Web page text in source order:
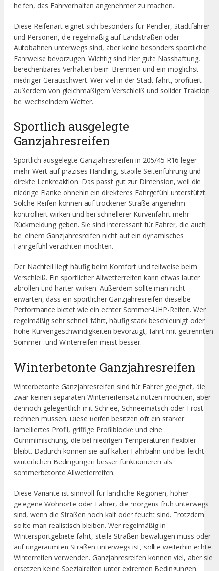
helfen, das Fahrverhalten angenehmer zu machen.
Diese Reifenart eignet sich besonders für Pendler, Stadtfahrer
und Personen, die regelmäßig auf Landstraßen oder
Autobahnen unterwegs sind, aber keine besonders sportliche
Fahrweise bevorzugen. Wichtig sind hier gute Nasshaftung,
berechenbares Verhalten beim Bremsen und ein möglichst
niedriger Geräuschwert. Wer viel in der Stadt fährt, profitiert
außerdem von gleichmäßigem Verschleiß und solider Traktion
bei wechselndem Wetter.
Sportlich ausgelegte
Ganzjahresreifen
Sportlich ausgelegte Ganzjahresreifen in 205/45 R16 legen
mehr Wert auf präzises Handling, stabile Seitenführung und
direkte Lenkreaktion. Das passt gut zur Dimension, weil die
niedrige Flanke ohnehin ein direkteres Fahrgefühl unterstützt.
Solche Reifen können auf trockener Straße angenehm
kontrolliert wirken und bei schnellerer Kurvenfahrt mehr
Rückmeldung geben. Sie sind interessant für Fahrer, die auch
bei einem Ganzjahresreifen nicht auf ein dynamisches
Fahrgefühl verzichten möchten.
Der Nachteil liegt häufig beim Komfort und teilweise beim
Verschleiß. Ein sportlicher Allwetterreifen kann etwas lauter
abrollen und härter wirken. Außerdem sollte man nicht
erwarten, dass ein sportlicher Ganzjahresreifen dieselbe
Performance bietet wie ein echter Sommer-UHP-Reifen. Wer
regelmäßig sehr schnell fährt, häufig stark beschleunigt oder
hohe Kurvengeschwindigkeiten bevorzugt, fährt mit getrennten
Sommer- und Winterreifen meist besser.
Winterbetonte Ganzjahresreifen
Winterbetonte Ganzjahresreifen sind für Fahrer geeignet, die
zwar keinen separaten Winterreifensatz nutzen möchten, aber
dennoch gelegentlich mit Schnee, Schneematsch oder Frost
rechnen müssen. Diese Reifen besitzen oft ein stärker
lamelliertes Profil, griffige Profilblöcke und eine
Gummimischung, die bei niedrigen Temperaturen flexibler
bleibt. Dadurch können sie auf kalter Fahrbahn und bei leicht
winterlichen Bedingungen besser funktionieren als
sommerbetonte Allwetterreifen.
Diese Variante ist sinnvoll für ländliche Regionen, höher
gelegene Wohnorte oder Fahrer, die morgens früh unterwegs
sind, wenn die Straßen noch kalt oder feucht sind. Trotzdem
sollte man realistisch bleiben. Wer regelmäßig in
Wintersportgebiete fährt, steile Straßen bewältigen muss oder
auf ungeräumten Straßen unterwegs ist, sollte weiterhin echte
Winterreifen verwenden. Ganzjahresreifen können viel, aber sie
ersetzen keine Spezialreifen unter extremen Bedingungen.